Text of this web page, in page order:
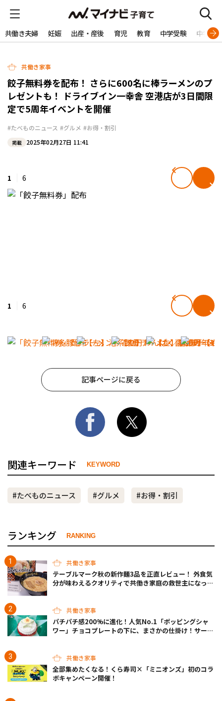
共働き夫婦 妊娠 出産・産後 育児 教育 中学受験 中学生
共働き家事
餃子無料券を配布！ さらに600名に棒ラーメンのプ
レゼントも！ ドライブイン一幸舎 空港店が3日間限
定で5周年イベントを開催
#たべものニュース #グルメ #お得・割引
掲載 2025年02月27日 11:41
1 6
1 6
記事ページに戻る
関連キーワード KEYWORD
#たべものニュース #グルメ #お得・割引
ランキング RANKING
共働き家事
テーブルマーク秋の新作麺3品を正直レビュー！ 外食気
分が味わえるクオリティで共働き家庭の救世主になって
共働き家事
パチパチ感200%に進化！人気No.1「ポッピングシャ
ワー」チョコプレートの下に、まさかの仕掛け！サーテ
共働き家事
全部集めたくなる！くら寿司×「ミニオンズ」初のコラ
ボキャンペーン開催！